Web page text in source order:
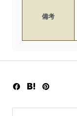
備考